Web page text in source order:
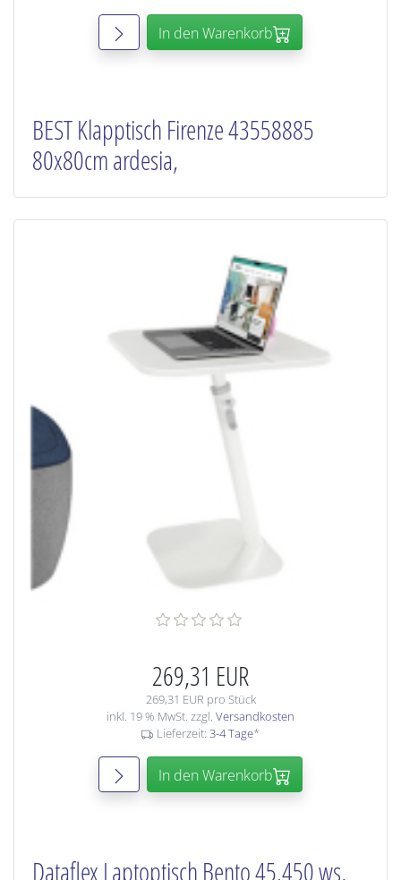
In den Warenkorb
BEST Klapptisch Firenze 43558885
80x80cm ardesia,
269,31 EUR
269,31 EUR pro Stück
inkl. 19 % MwSt. zzgl. Versandkosten
Lieferzeit: 3-4 Tage*
In den Warenkorb
Dataflex Laptoptisch Bento 45.450 ws,